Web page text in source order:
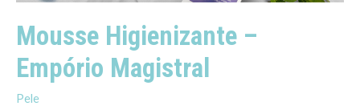
Mousse Higienizante –
Empório Magistral
Pele